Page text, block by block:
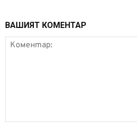
ВАШИЯТ КОМЕНТАР